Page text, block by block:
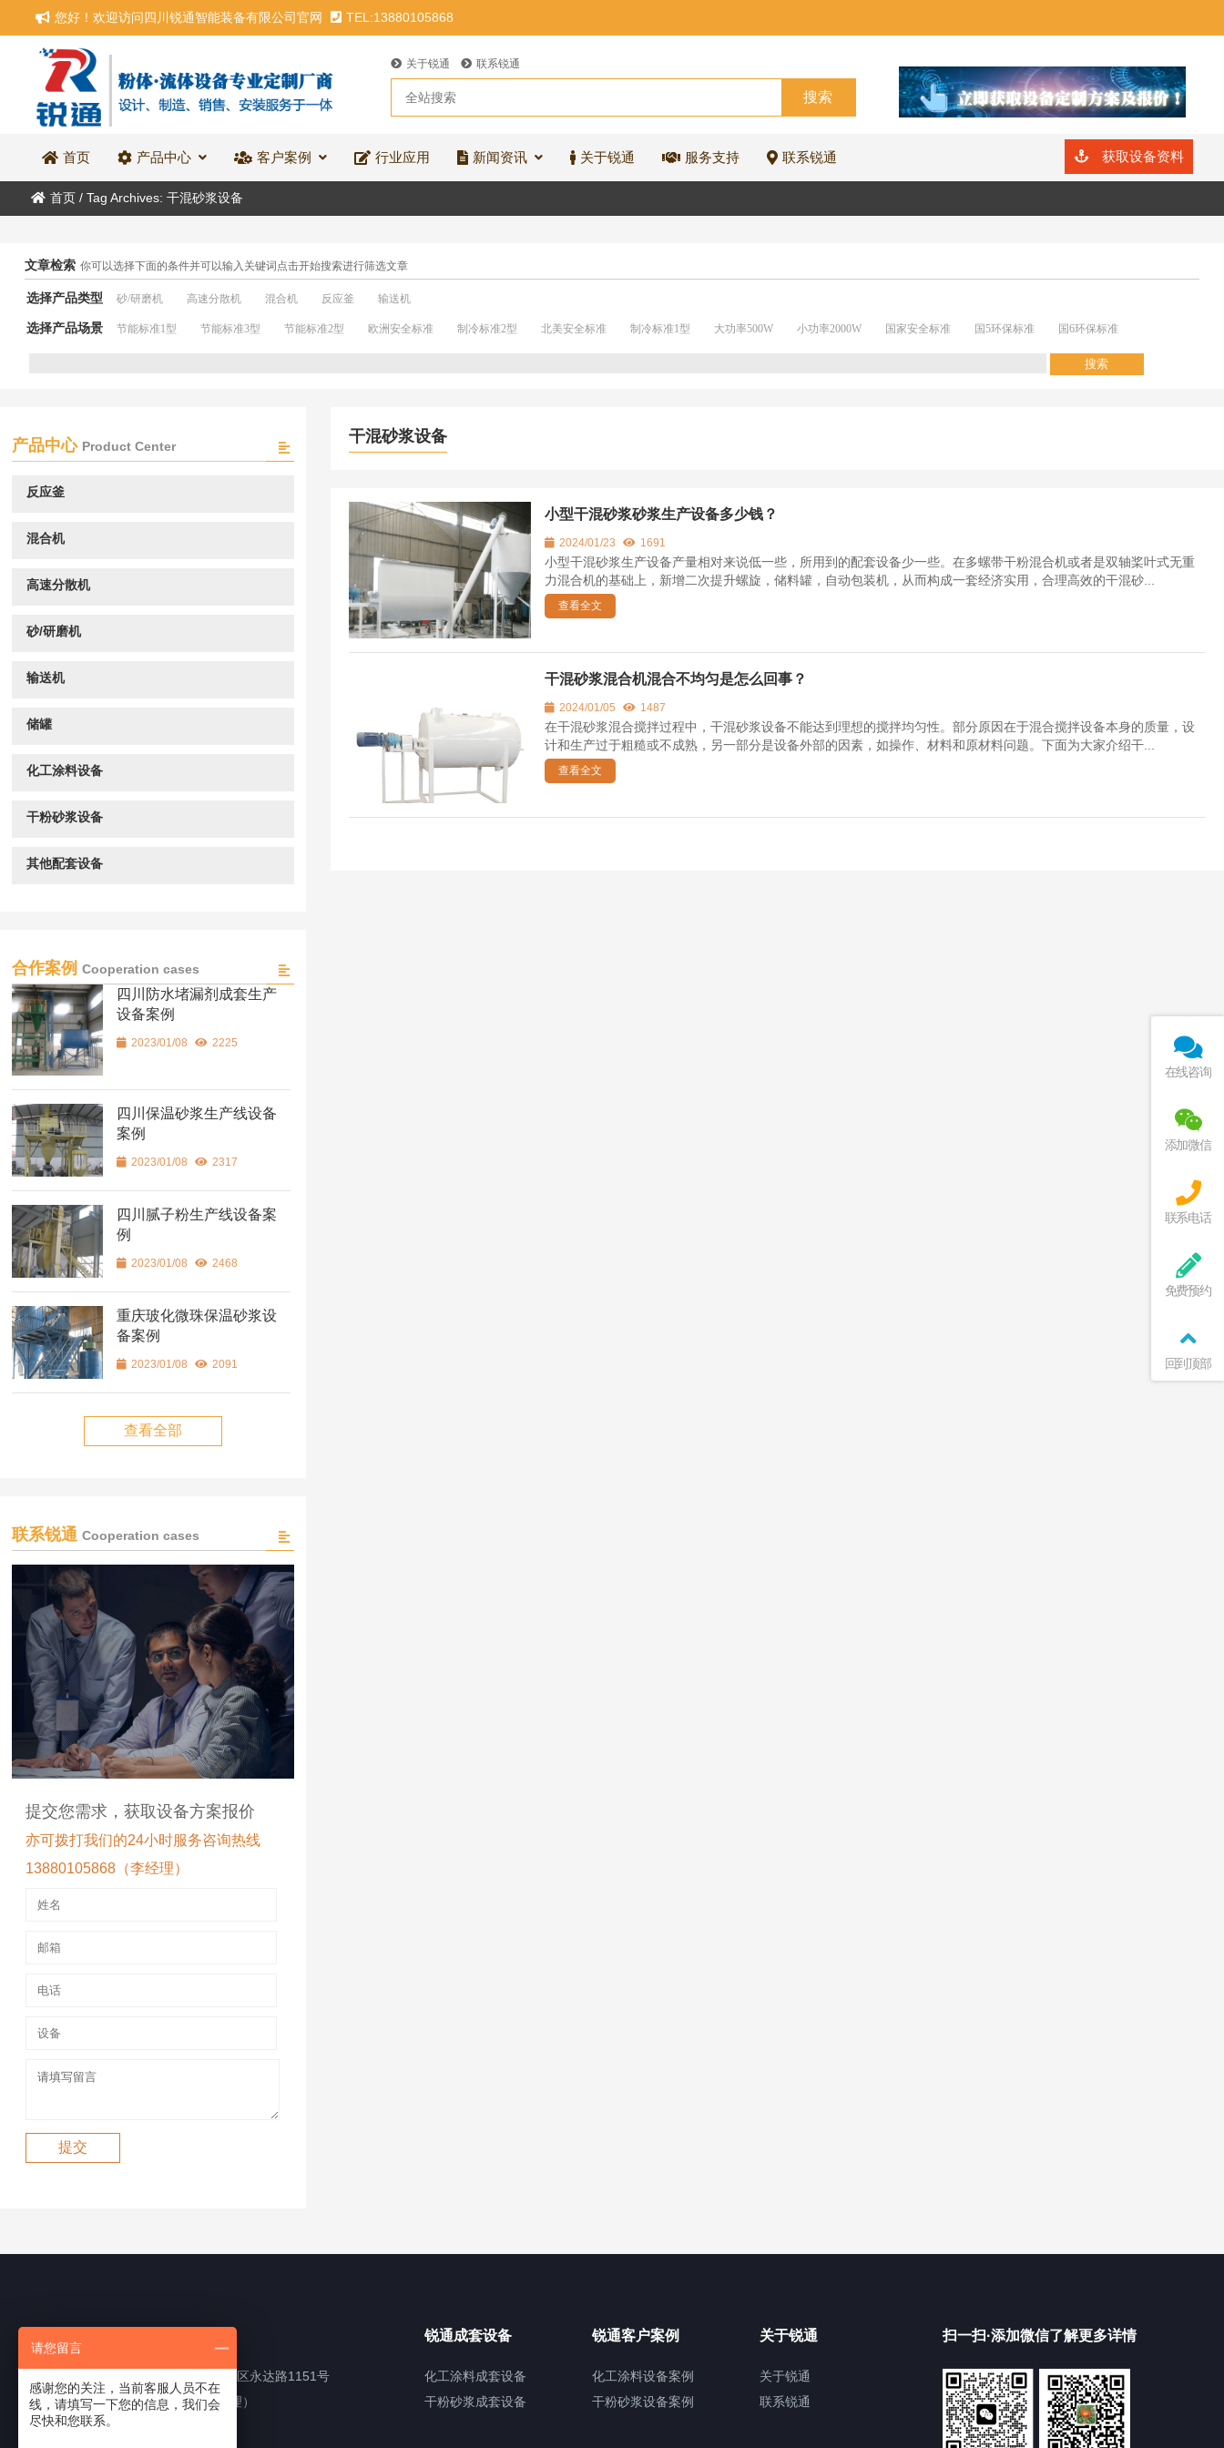
您好！欢迎访问四川锐通智能装备有限公司官网 TEL:13880105868
关于锐通 联系锐通
首页 产品中心 客户案例 行业应用 新闻资讯 关于锐通 服务支持 联系锐通 获取设备资料
首页/ Tag Archives: 干混砂浆设备
文章检索 你可以选择下面的条件并可以输入关键词点击开始搜索进行筛选文章
选择产品类型 砂/研磨机 高速分散机 混合机 反应釜 输送机
选择产品场景 节能标准1型 节能标准3型 节能标准2型 欧洲安全标准 制冷标准2型 北美安全标准 制冷标准1型 大功率500W 小功率2000W 国家安全标准 国5环保标准 国6环保标准
干混砂浆设备
小型干混砂浆砂浆生产设备多少钱？
2024/01/23 1691
小型干混砂浆生产设备产量相对来说低一些，所用到的配套设备少一些。在多螺带干粉混合机或者是双轴桨叶式无重
力混合机的基础上，新增二次提升螺旋，储料罐，自动包装机，从而构成一套经济实用，合理高效的干混砂...
查看全文
干混砂浆混合机混合不均匀是怎么回事？
2024/01/05 1487
在干混砂浆混合搅拌过程中，干混砂浆设备不能达到理想的搅拌均匀性。部分原因在于混合搅拌设备本身的质量，设
计和生产过于粗糙或不成熟，另一部分是设备外部的因素，如操作、材料和原材料问题。下面为大家介绍干...
查看全文
产品中心 Product Center
反应釜
混合机
高速分散机
砂/研磨机
输送机
储罐
化工涂料设备
干粉砂浆设备
其他配套设备
合作案例 Cooperation cases
四川防水堵漏剂成套生产
设备案例
2023/01/08 2225
四川保温砂浆生产线设备
案例
2023/01/08 2317
四川腻子粉生产线设备案
例
2023/01/08 2468
重庆玻化微珠保温砂浆设
备案例
2023/01/08 2091
查看全部
联系锐通 Cooperation cases
提交您需求，获取设备方案报价
亦可拨打我们的24小时服务咨询热线
13880105868（李经理）
四川省成都市新都区工业东区永达路1151号
TEL:13880105868（李经理）
e-mail:50402751@qq.com
锐通成套设备
化工涂料成套设备
干粉砂浆成套设备
锐通客户案例
化工涂料设备案例
干粉砂浆设备案例
关于锐通
关于锐通
联系锐通
扫一扫·添加微信了解更多详情
在线咨询
添加微信
联系电话
免费预约
回到顶部
请您留言
感谢您的关注，当前客服人员不在
线，请填写一下您的信息，我们会
尽快和您联系。